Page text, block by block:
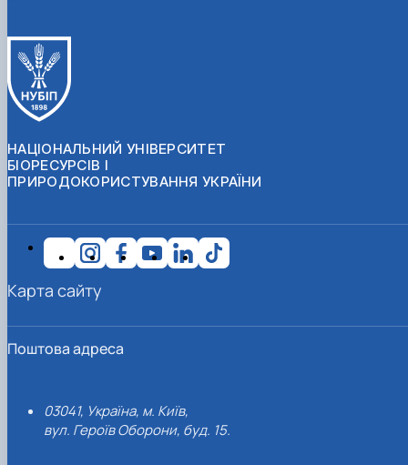
НАЦІОНАЛЬНИЙ УНІВЕРСИТЕТ
БІОРЕСУРСІВ І
ПРИРОДОКОРИСТУВАННЯ УКРАЇНИ
Поштова адреса
03041, Україна, м. Київ,
вул. Героїв Оборони, буд. 15.
Карта сайту